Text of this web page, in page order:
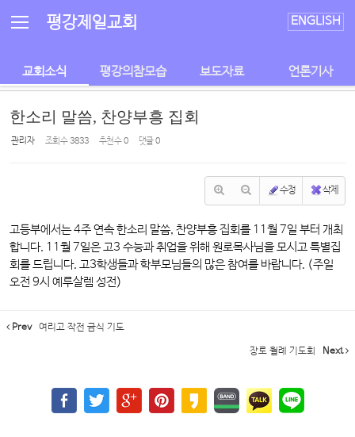
평강제일교회 ENGLISH
교회소식 평강의참모습 보도자료 언론기사
한소리 말씀, 찬양부흥 집회
관리자 조회 수3833 추천 수0 댓글0
수정 삭제
고등부에서는 4주 연속 한소리 말씀, 찬양부흥 집회를 11월 7일 부터 개최
합니다. 11월 7일은 고3 수능과 취업을 위해 원로목사님을 모시고 특별집
회를 드립니다. 고3학생들과 학부모님들의 많은 참여를 바랍니다. (주일
오전 9시 예루살렘 성전)
Prev 여리고 작전 금식 기도
장로 월례 기도회 Next